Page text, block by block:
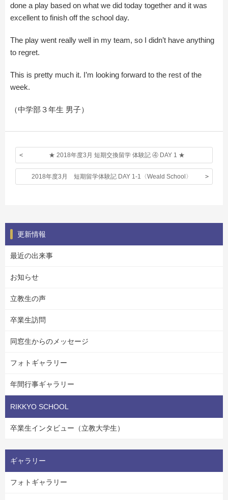
done a play based on what we did today together and it was
excellent to finish off the school day.
The play went really well in my team, so I didn’t have anything
to regret.
This is pretty much it. I’m looking forward to the rest of the
week.
（中学部３年生 男子）
★ 2018年度3月 短期交換留学 体験記 ④ DAY 1 ★
2018年度3月 短期留学体験記 DAY 1-1〈Weald School〉
更新情報
最近の出来事
お知らせ
立教生の声
卒業生訪問
同窓生からのメッセージ
フォトギャラリー
年間行事ギャラリー
RIKKYO SCHOOL
卒業生インタビュー（立教大学生）
ギャラリー
フォトギャラリー